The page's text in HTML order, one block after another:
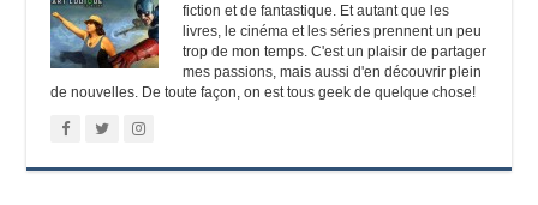
fiction et de fantastique. Et autant que les
livres, le cinéma et les séries prennent un peu
trop de mon temps. C'est un plaisir de partager
mes passions, mais aussi d'en découvrir plein
de nouvelles. De toute façon, on est tous geek de quelque chose!